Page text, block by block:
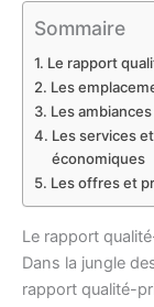
Sommaire
Le rapport
Les
Les
Les services
économiques
Les offres et
Le rapport
Dans la jungle
rapport qualité-